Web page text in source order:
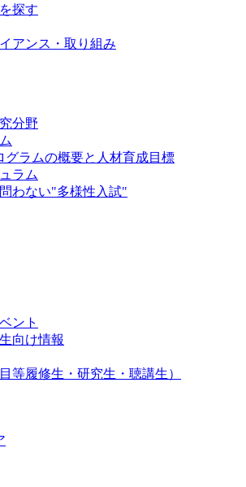
探す
アンス・取り組み
分野
グラムの概要と人材育成目標
ラム
わない"多様性入試"
ント
向け情報
等履修生・研究生・聴講生）